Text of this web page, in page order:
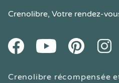
Crenolibre, Votre rendez-
FacebookYoutube Pintereset
Crenolibre récompensée